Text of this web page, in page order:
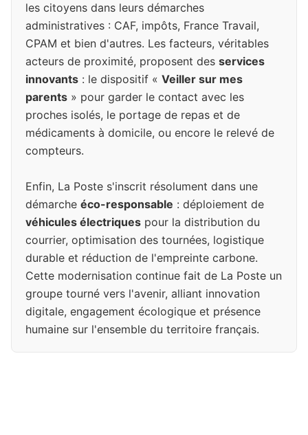
les citoyens dans leurs démarches
administratives : CAF, impôts, France Travail,
CPAM et bien d'autres. Les facteurs, véritables
acteurs de proximité, proposent des services
innovants : le dispositif « Veiller sur mes
parents » pour garder le contact avec les
proches isolés, le portage de repas et de
médicaments à domicile, ou encore le relevé de
compteurs.
Enfin, La Poste s'inscrit résolument dans une
démarche éco-responsable : déploiement de
véhicules électriques pour la distribution du
courrier, optimisation des tournées, logistique
durable et réduction de l'empreinte carbone.
Cette modernisation continue fait de La Poste un
groupe tourné vers l'avenir, alliant innovation
digitale, engagement écologique et présence
humaine sur l'ensemble du territoire français.